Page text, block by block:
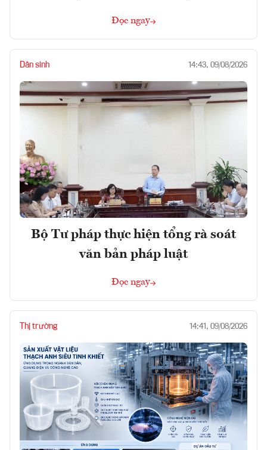
Đọc ngay
Dân sinh 14:43, 09/08/2026
Bộ Tư pháp thực hiện tổng rà soát
văn bản pháp luật
Đọc ngay
Thị trường 14:41, 09/08/2026